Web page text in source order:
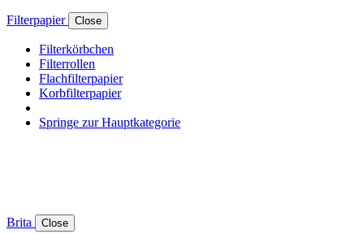
Filterpapier Close
Filterkörbchen
Filterrollen
Flachfilterpapier
Korbfilterpapier
Springe zur Hauptkategorie
Brita Close